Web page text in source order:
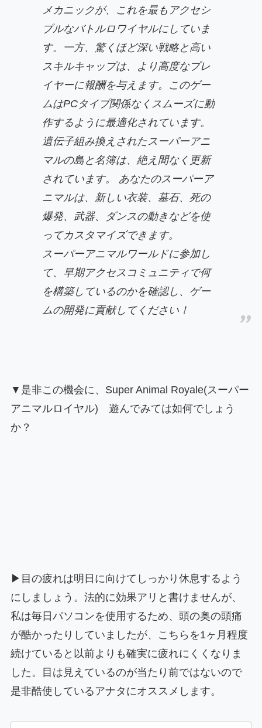
メカニックが、これを最もアクセシ
ブルなバトルロワイヤルにしていま
す。一方、驚くほど深い戦略と高い
スキルキャップは、より高度なプレ
イヤーに報酬を与えます。このゲー
ムはPCタイプ関係なくスムーズに動
作するように最適化されています。
遺伝子組み換えされたスーパーアニ
マルの島と名簿は、絶え間なく更新
されています。 あなたのスーパーア
ニマルは、新しい衣装、墓石、死の
爆発、武器、ダンスの動きなどを使
ってカスタマイズできます。
スーパーアニマルワールドに参加し
て、早期アクセスコミュニティで何
を構築しているのかを確認し、ゲー
ムの開発に貢献してください！
▼是非この機会に、Super Animal Royale(スーパー
アニマルロイヤル) 遊んでみては如何でしょう
か？
▶目の疲れは明日に向けてしっかり休息するよう
にしましょう。法的に効果アリと書けませんが、
私は毎日パソコンを使用するため、頭の奥の頭痛
が酷かったりしていましたが、こちらを1ヶ月程度
続けていると以前よりも確実に疲れにくくなりま
した。目は見えているのが当たり前ではないので
是非酷使しているアナタにオススメします。